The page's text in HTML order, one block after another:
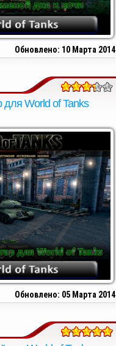
Обновлено: 10 Марта 2014
для World of Tanks
Обновлено: 05 Марта 2014